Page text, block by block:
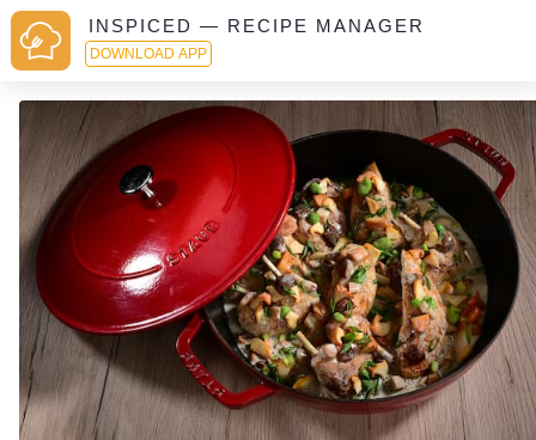
INSPICED — RECIPE MANAGER
DOWNLOAD APP